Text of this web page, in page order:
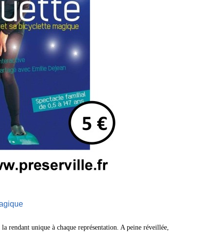
rendant unique à chaque représentation. A peine réveillée,